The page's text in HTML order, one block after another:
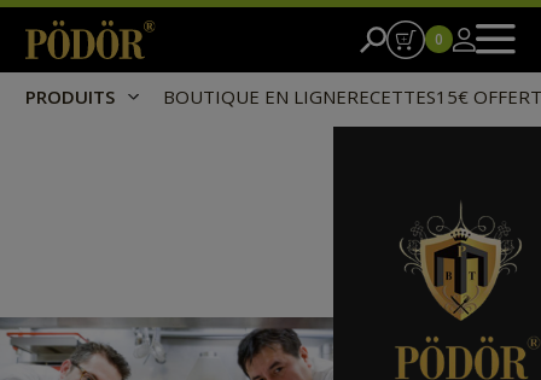
PRODUITS BOUTIQUE EN LIGNERECETTES15€
0